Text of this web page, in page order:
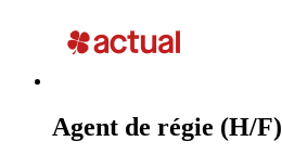
Agent de régie (H/F)